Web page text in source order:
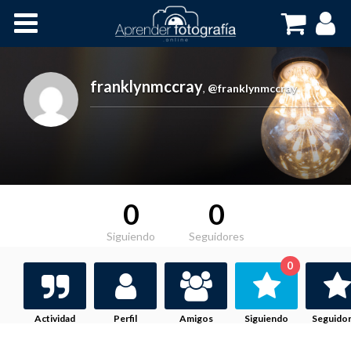
Cursos OnLine
franklynmccray, @franklynmccray
0
Siguiendo
0
Seguidores
Actividad Perfil Amigos Siguiendo
0